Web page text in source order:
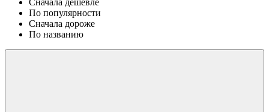
По популярности
Сначала дороже
По названию